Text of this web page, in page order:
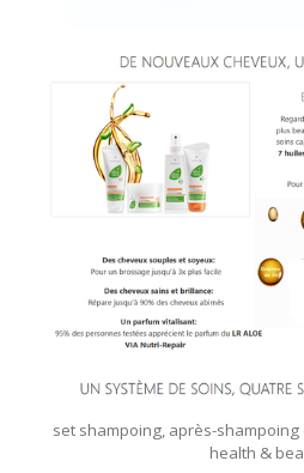
set shampoing, après-
health &